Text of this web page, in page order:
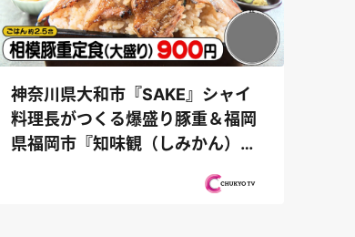
神奈川県大和市『SAKE』シャイ
料理長がつくる爆盛り豚重＆福岡
県福岡市『知味観（しみかん）』